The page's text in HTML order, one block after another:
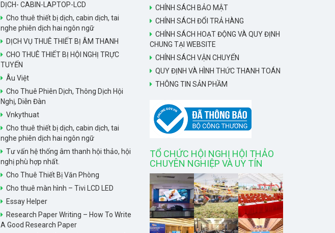
DỊCH- CABIN-LAPTOP-LCD
Cho thuê thiết bị dịch, cabin dịch, tai
nghe phiên dịch hai ngôn ngữ
DỊCH VỤ THUÊ THIẾT BỊ ÂM THANH
CHO THUÊ THIẾT BỊ HỘI NGHỊ TRỰC
TUYẾN
Âu Việt
Cho Thuê Phiên Dịch, Thông Dịch Hội
Nghị, Diễn Đàn
Vnkythuat
Cho thuê thiết bị dịch, cabin dịch, tai
nghe phiên dịch hai ngôn ngữ
Tư vấn hệ thống âm thanh hội thảo, hội
nghị phù hợp nhất.
Cho Thuê Thiết Bị Văn Phòng
Cho thuê màn hình – Tivi LCD LED
Essay Helper
Research Paper Writing – How To Write
A Good Research Paper
CHÍNH SÁCH BẢO MẬT
CHÍNH SÁCH ĐỔI TRẢ HÀNG
CHÍNH SÁCH HOẠT ĐỘNG VÀ QUY ĐỊNH
CHUNG TẠI WEBSITE
CHÍNH SÁCH VẬN CHUYỂN
QUY ĐỊNH VÀ HÌNH THỨC THANH TOÁN
THÔNG TIN SẢN PHẦM
TỔ CHỨC HỘI NGHỊ HỘI THẢO
CHUYÊN NGHIỆP VÀ UY TÍN